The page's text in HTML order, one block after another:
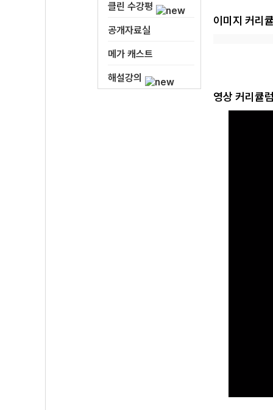
클린 수강평
공개자료실
메가 캐스트
해설강의
이미지 커리
영상 커리큘